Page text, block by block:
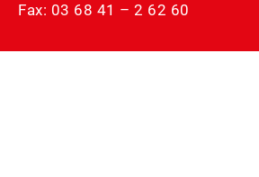
Fax: 03 68 41 – 2 62 60